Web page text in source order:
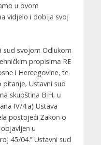
u ovom
vidjelo i dobija svoj
sud svojom Odlukom
propisima RE
i Hercegovine, te
pitanje, Ustavni sud
skupština BiH, u
IV/4.a) Ustava
postojeći Zakon o
u
45/04.” Ustavni sud